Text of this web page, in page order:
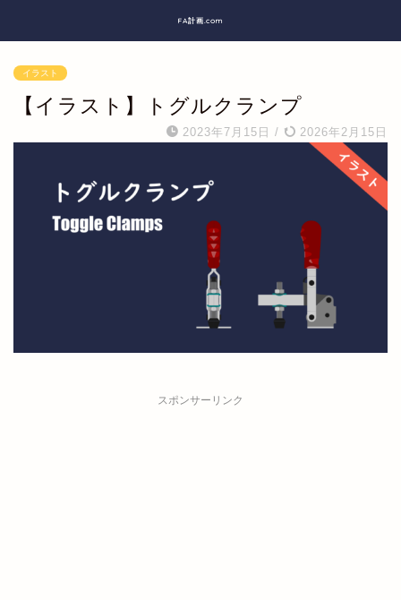
FA計画.com
イラスト
【イラスト】トグルクランプ
2023年7月15日 / 2026年2月15日
スポンサーリンク